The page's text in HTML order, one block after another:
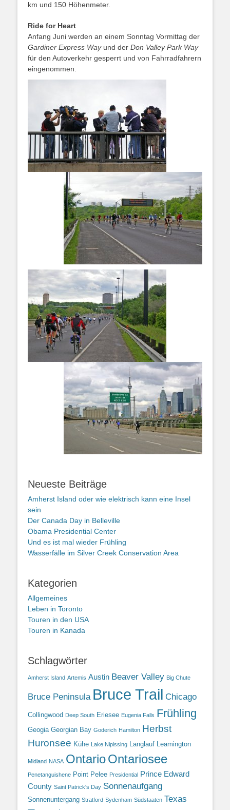
km und 150 Höhenmeter.
Ride for Heart
Anfang Juni werden an einem Sonntag Vormittag der
Gardiner Express Wayund der Don Valley Park Way
für den Autoverkehr gesperrt und von Fahrradfahrern
eingenommen.
Neueste Beiträge
Amherst Island oder wie elektrisch kann eine Insel
sein
Der Canada Day in Belleville
Obama Presidential Center
Und es ist mal wieder Frühling
Wasserfälle im Silver Creek Conservation Area
Kategorien
Allgemeines
Leben in Toronto
Touren in den USA
Touren in Kanada
Schlagwörter
Amherst Island Artemis Austin Beaver Valley Big Chute
Bruce Peninsula Bruce Trail Chicago
Collingwood Deep South Eriesee Eugenia Falls Frühling
Geogia Georgian Bay Goderich Hamilton Herbst
Huronsee Kühe Lake Nipissing Langlauf Leamington
Midland NASA OntarioOntariosee
Penetanguishene Point Pelee Presidential Prince Edward
County Saint Patrick's Day Sonnenaufgang
Sonnenuntergang Stratford Sydenham Südstaaten Texas